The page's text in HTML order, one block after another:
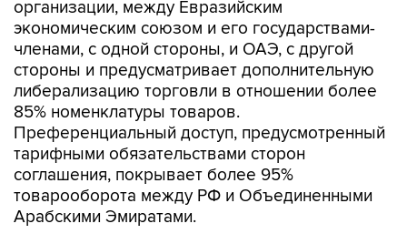
организации, между Евразийским
экономическим союзом и его государствами-
членами, с одной стороны, и ОАЭ, с другой
стороны и предусматривает дополнительную
либерализацию торговли в отношении более
85% номенклатуры товаров.
Преференциальный доступ, предусмотренный
тарифными обязательствами сторон
соглашения, покрывает более 95%
товарооборота между РФ и Объединенными
Арабскими Эмиратами.